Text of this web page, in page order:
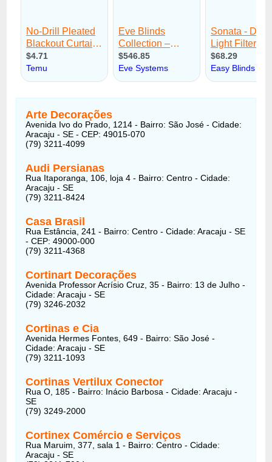
Arte Decorações
Avenida Ivo do Prado, 1214 - Bairro: São José - Cidade:
Aracaju - SE - CEP: 49015-070
(79) 3211-4099
Audi Persianas
Rua Itaporanga, 106, loja 4 - Bairro: Centro - Cidade:
Aracaju - SE
(79) 3211-8424
Casa Brasil
Rua Estância, 241 - Bairro: Centro - Cidade: Aracaju - SE
- CEP: 49000-000
(79) 3211-4368
Cortinart Decorações
Avenida Professor Acrísio Cruz, 35 - Bairro: 13 de Julho -
Cidade: Aracaju - SE
(79) 3246-2032
Cortinas e Cia
Avenida Hermes Fontes, 649 - Bairro: São José -
Cidade: Aracaju - SE
(79) 3211-1093
Cortinas Vertilux Conector
Rua O, 185 - Bairro: Inácio Barbosa - Cidade: Aracaju -
SE
(79) 3249-2000
Cortinex Comércio e Serviços
Rua Maruim, 377, sala 1 - Bairro: Centro - Cidade:
Aracaju - SE